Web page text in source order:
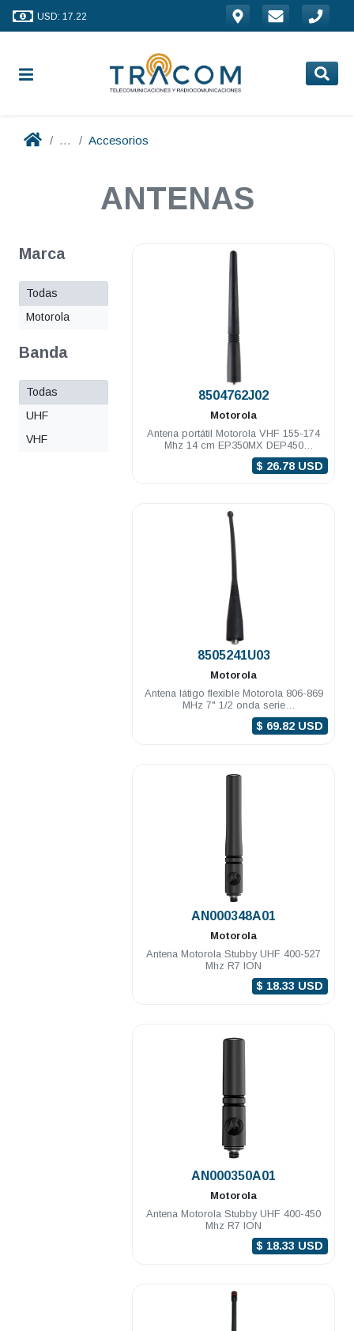
USD: 17.22
... Accesorios
ANTENAS
Marca
Todas
Motorola
Banda
Todas
UHF
VHF
8504762J02
Motorola
Antena portátil Motorola VHF 155-174
Mhz 14 cm EP350MX DEP450
PRO5150/7150 Elite
$ 26.78 USD
8505241U03
Motorola
Antena látigo flexible Motorola 806-869
MHz 7" 1/2 onda serie
GTX/HT/LTS/MTX/PRO/XTS
$ 69.82 USD
AN000348A01
Motorola
Antena Motorola Stubby UHF 400-527
Mhz R7 ION
$ 18.33 USD
AN000350A01
Motorola
Antena Motorola Stubby UHF 400-450
Mhz R7 ION
$ 18.33 USD